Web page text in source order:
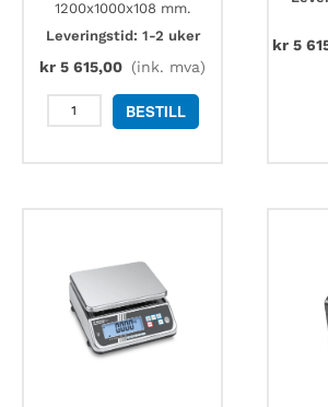
1200x1000x108 mm.
Leveringstid: 1-2 uker
kr 5 615,00 (ink. mva)
Kern
BIC-
BESTILL
kr 5